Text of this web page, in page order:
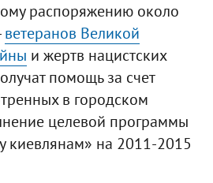
распоряжению около
ветеранов Великой
и жертв нацистских
помощь за счет
в городском
целевой программы
киевлянам» на 2011-2015